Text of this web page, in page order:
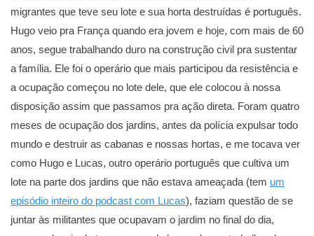
migrantes que teve seu lote e sua horta destruídas é português.
Hugo veio pra França quando era jovem e hoje, com mais de 60
anos, segue trabalhando duro na construção civil pra sustentar
a família. Ele foi o operário que mais participou da resistência e
a ocupação começou no lote dele, que ele colocou à nossa
disposição assim que passamos pra ação direta. Foram quatro
meses de ocupação dos jardins, antes da polícia expulsar todo
mundo e destruir as cabanas e nossas hortas, e me tocava ver
como Hugo e Lucas, outro operário português que cultiva um
lote na parte dos jardins que não estava ameaçada (tem um
episódio inteiro do podcast com Lucas), faziam questão de se
juntar às militantes que ocupavam o jardim no final do dia,